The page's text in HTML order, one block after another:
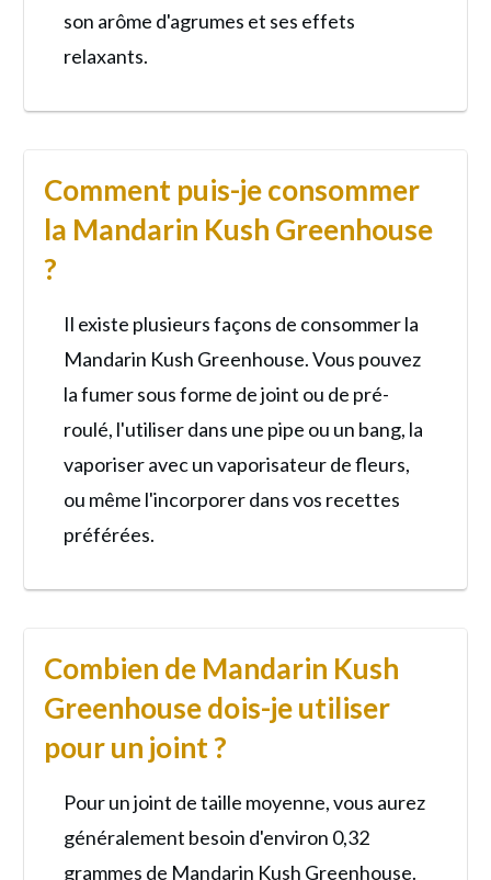
son arôme d'agrumes et ses effets
relaxants.
Comment puis-je consommer
la Mandarin Kush Greenhouse
?
Il existe plusieurs façons de consommer la
Mandarin Kush Greenhouse. Vous pouvez
la fumer sous forme de joint ou de pré-
roulé, l'utiliser dans une pipe ou un bang, la
vaporiser avec un vaporisateur de fleurs,
ou même l'incorporer dans vos recettes
préférées.
Combien de Mandarin Kush
Greenhouse dois-je utiliser
pour un joint ?
Pour un joint de taille moyenne, vous aurez
généralement besoin d'environ 0,32
grammes de Mandarin Kush Greenhouse.